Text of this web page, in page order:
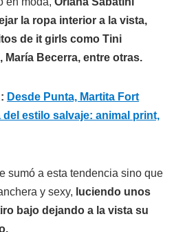
la ropa interior a la vista,
de it girls como Tini
María Becerra, entre otras.
Desde Punta, Martita Fort
estilo salvaje: animal print,
sumó a esta tendencia sino que
y sexy, luciendo unos
bajo dejando a la vista su